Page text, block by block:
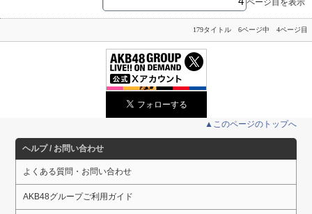
179タイトル 6ページ中 4ページ目
▲このページのトップへ
ヘルプ / お問い合わせ
よくある質問・お問い合わせ
AKB48グループご利用ガイド